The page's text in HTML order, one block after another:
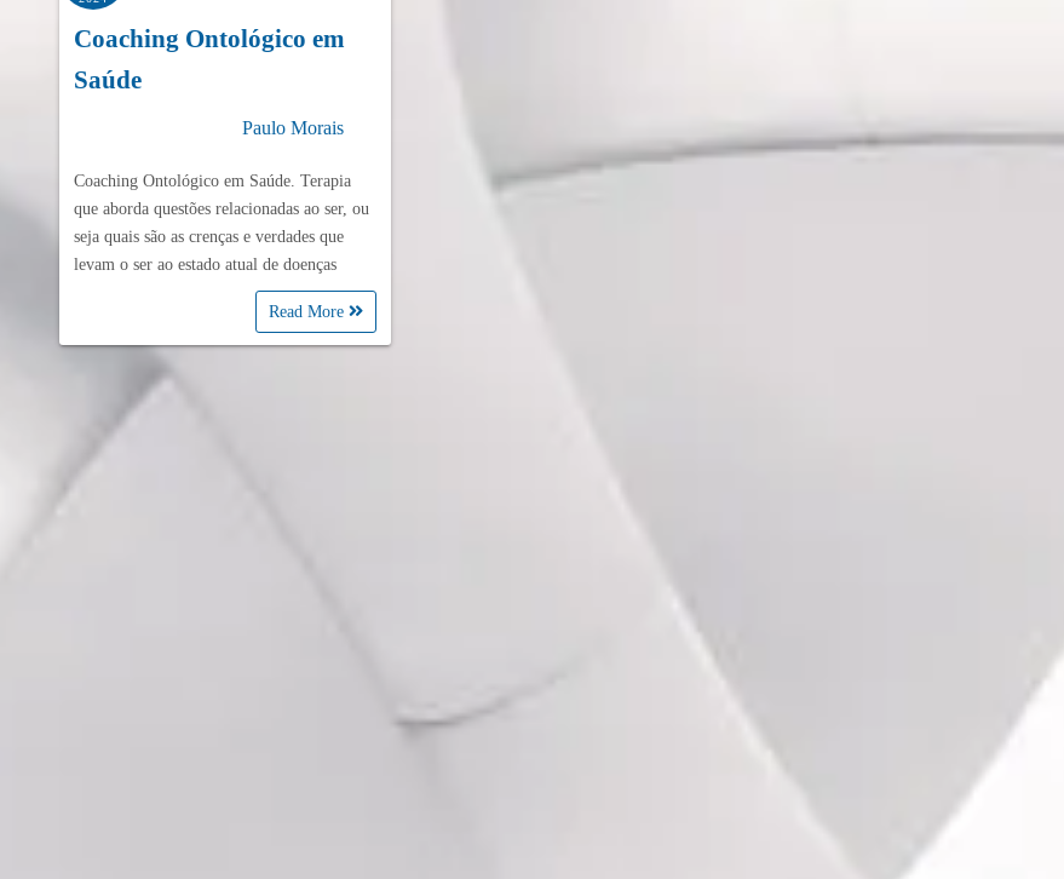
Coaching Ontológico em
Saúde
Paulo Morais
Coaching Ontológico em Saúde. Terapia
que aborda questões relacionadas ao ser, ou
seja quais são as crenças e verdades que
levam o ser ao estado atual de doenças
Read More